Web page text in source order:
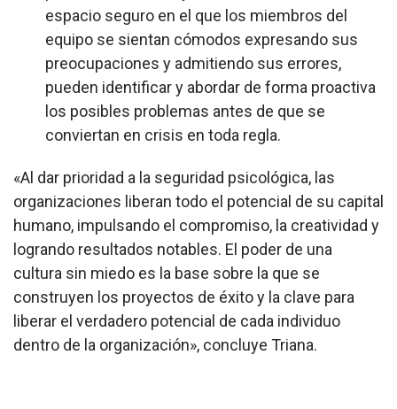
espacio seguro en el que los miembros del
equipo se sientan cómodos expresando sus
preocupaciones y admitiendo sus errores,
pueden identificar y abordar de forma proactiva
los posibles problemas antes de que se
conviertan en crisis en toda regla.
«Al dar prioridad a la seguridad psicológica, las
organizaciones liberan todo el potencial de su capital
humano, impulsando el compromiso, la creatividad y
logrando resultados notables. El poder de una
cultura sin miedo es la base sobre la que se
construyen los proyectos de éxito y la clave para
liberar el verdadero potencial de cada individuo
dentro de la organización», concluye Triana.